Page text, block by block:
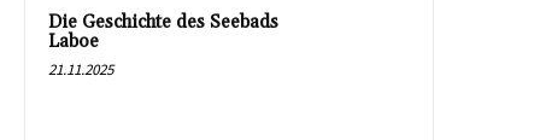
Die Geschichte des Seebads
Laboe
21.11.2025